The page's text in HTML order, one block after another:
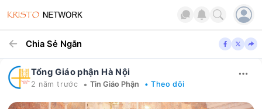
Chia Sẻ Ngắn
Tổng Giáo phận Hà Nội
2 năm trước • Tin Giáo Phận • Theo dõi